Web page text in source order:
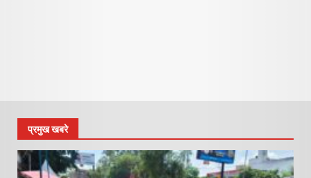
प्रमुख खबरे